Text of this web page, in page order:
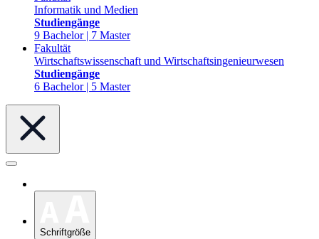
Informatik und Medien
Studiengänge
9 Bachelor | 7 Master
Fakultät
Wirtschaftswissenschaft und Wirtschaftsingenieurwesen
Studiengänge
6 Bachelor | 5 Master
Schriftgröße